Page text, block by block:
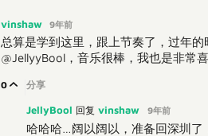
vinshaw 9年前
总算是学到这里，跟上节奏了，过年
@JellyyBool，音乐很棒，我也是非常
0 分享
JellyBool 回复 vinshaw 9年前
哈哈哈…阔以阔以，准备回深圳了